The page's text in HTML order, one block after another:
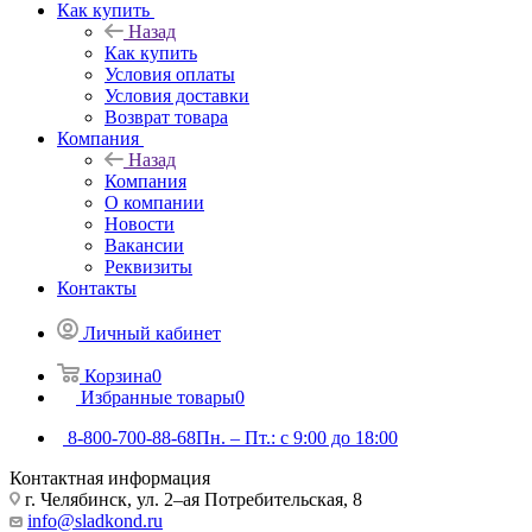
Как купить
Назад
Как купить
Условия оплаты
Условия доставки
Возврат товара
Компания
Назад
Компания
О компании
Новости
Вакансии
Реквизиты
Контакты
Личный кабинет
Корзина0
Избранные товары0
8-800-700-88-68Пн. – Пт.: с 9:00 до 18:00
Контактная информация
г. Челябинск, ул. 2–ая Потребительская, 8
info@sladkond.ru